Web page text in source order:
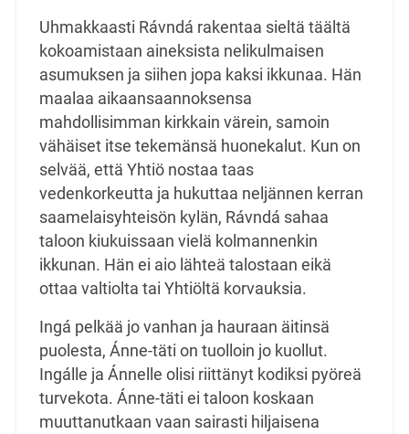
Uhmakkaasti Rávndá rakentaa sieltä täältä
kokoamistaan aineksista nelikulmaisen
asumuksen ja siihen jopa kaksi ikkunaa. Hän
maalaa aikaansaannoksensa
mahdollisimman kirkkain värein, samoin
vähäiset itse tekemänsä huonekalut. Kun on
selvää, että Yhtiö nostaa taas
vedenkorkeutta ja hukuttaa neljännen kerran
saamelaisyhteisön kylän, Rávndá sahaa
taloon kiukuissaan vielä kolmannenkin
ikkunan. Hän ei aio lähteä talostaan eikä
ottaa valtiolta tai Yhtiöltä korvauksia.
Ingá pelkää jo vanhan ja hauraan äitinsä
puolesta, Ánne-täti on tuolloin jo kuollut.
Ingálle ja Ánnelle olisi riittänyt kodiksi pyöreä
turvekota. Ánne-täti ei taloon koskaan
muuttanutkaan vaan sairasti hiljaisena